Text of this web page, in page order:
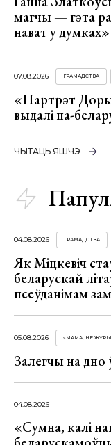
магчы — гэта
нават у думках»
07.08.2026 ГРАМАДСТВА
«Партрэт
выдалі па-
ЧЫТАЦЬ ЯШЧЭ
04.08.2026 ГРАМАДСТВА
Як Міцкевіч
беларускай
псеўданімам
05.08.2026 «МАМА, НЕ
Залегчы на
04.08.2026
«Сумна, калі